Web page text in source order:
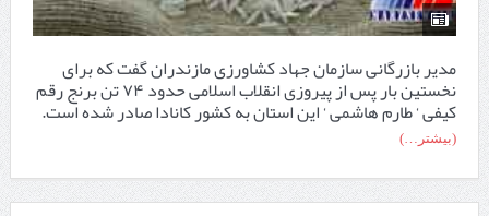
مدیر بازرگانی سازمان جهاد کشاورزی مازندران گفت که برای
نخستین بار پس از پیروزی انقلاب اسلامی حدود ۷۴ تن برنج رقم
کیفی ‘ طارم هاشمی ‘ این استان به کشور کانادا صادر شده است.
(بیشتر…)